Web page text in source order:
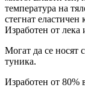
температура на
стегнат
Изработен от лека
Могат да се носят
туника.
Изработен от 80%